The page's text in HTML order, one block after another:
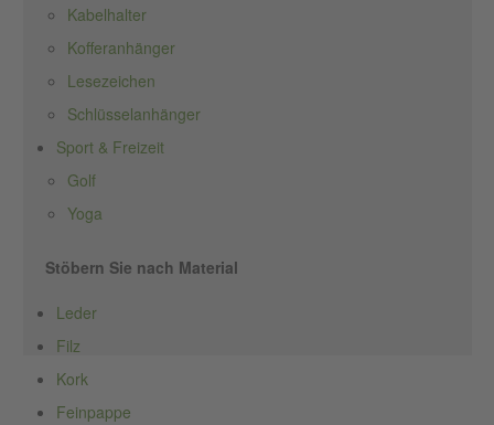
Kabelhalter
Kofferanhänger
Lesezeichen
Schlüsselanhänger
Sport & Freizeit
Golf
Yoga
Stöbern Sie nach Material
Leder
Filz
Kork
Feinpappe